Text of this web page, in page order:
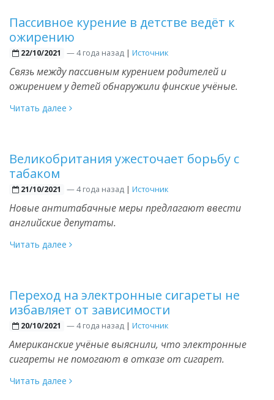
Пассивное курение в детстве ведёт к
ожирению
22/10/2021 —4 года назад | Источник
Связь между пассивным курением родителей и
ожирением у детей обнаружили финские учёные.
Читать далее
Великобритания ужесточает борьбу с
табаком
21/10/2021 —4 года назад | Источник
Новые антитабачные меры предлагают ввести
английские депутаты.
Читать далее
Переход на электронные сигареты не
избавляет от зависимости
20/10/2021 —4 года назад | Источник
Американские учёные выяснили, что электронные
сигареты не помогают в отказе от сигарет.
Читать далее